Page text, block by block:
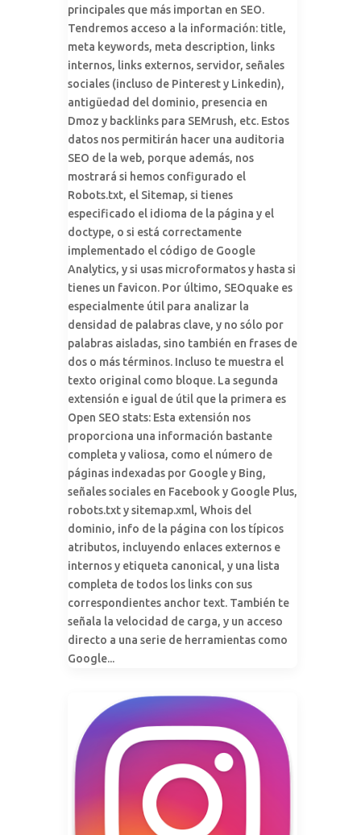
principales que más importan en SEO.
Tendremos acceso a la información: title,
meta keywords, meta description, links
internos, links externos, servidor, señales
sociales (incluso de Pinterest y Linkedin),
antigüedad del dominio, presencia en
Dmoz y backlinks para SEMrush, etc. Estos
datos nos permitirán hacer una auditoria
SEO de la web, porque además, nos
mostrará si hemos configurado el
Robots.txt, el Sitemap, si tienes
especificado el idioma de la página y el
doctype, o si está correctamente
implementado el código de Google
Analytics, y si usas microformatos y hasta si
tienes un favicon. Por último, SEOquake es
especialmente útil para analizar la
densidad de palabras clave, y no sólo por
palabras aisladas, sino también en frases de
dos o más términos. Incluso te muestra el
texto original como bloque. La segunda
extensión e igual de útil que la primera es
Open SEO stats: Esta extensión nos
proporciona una información bastante
completa y valiosa, como el número de
páginas indexadas por Google y Bing,
señales sociales en Facebook y Google Plus,
robots.txt y sitemap.xml, Whois del
dominio, info de la página con los típicos
atributos, incluyendo enlaces externos e
internos y etiqueta canonical, y una lista
completa de todos los links con sus
correspondientes anchor text. También te
señala la velocidad de carga, y un acceso
directo a una serie de herramientas como
Google...